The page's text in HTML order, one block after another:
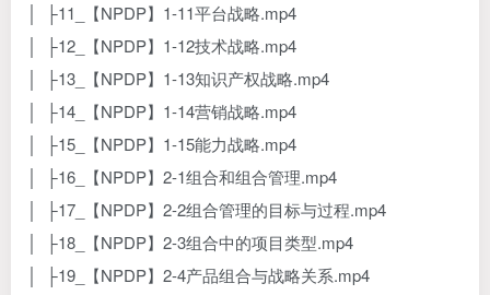
│ ├11_【NPDP】1-11平台战略.mp4
│ ├12_【NPDP】1-12技术战略.mp4
│ ├13_【NPDP】1-13知识产权战略.mp4
│ ├14_【NPDP】1-14营销战略.mp4
│ ├15_【NPDP】1-15能力战略.mp4
│ ├16_【NPDP】2-1组合和组合管理.mp4
│ ├17_【NPDP】2-2组合管理的目标与过程.mp4
│ ├18_【NPDP】2-3组合中的项目类型.mp4
│ ├19_【NPDP】2-4产品组合与战略关系.mp4